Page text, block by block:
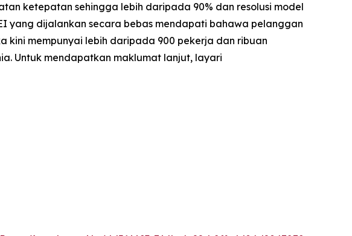
ketepatan sehingga lebih daripada 90% dan resolusi model
yang dijalankan secara bebas mendapati bahawa pelanggan
kini mempunyai lebih daripada 900 pekerja dan ribuan
Untuk mendapatkan maklumat lanjut, layari